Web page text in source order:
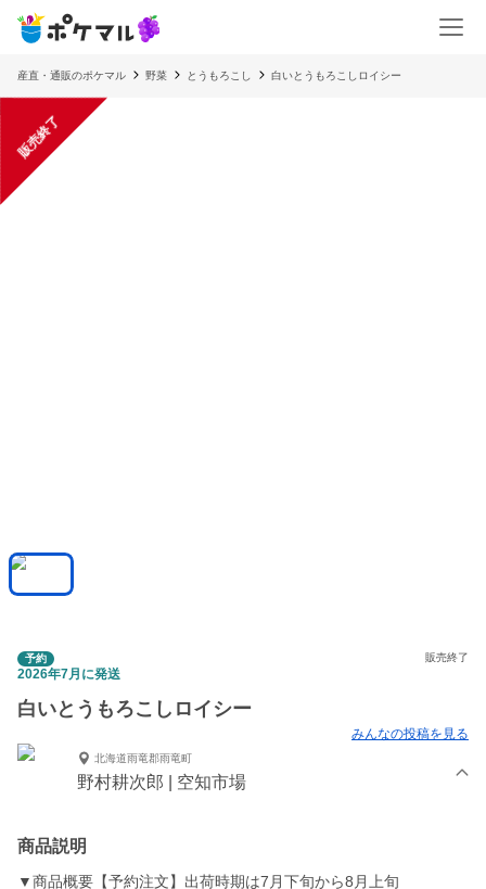
産直・通販のポケマル 野菜 とうもろこし 白いとうもろこしロイシー
販売終了
予約 販売終了
2026年7月に発送
白いとうもろこしロイシー
みんなの投稿を見る
北海道雨竜郡雨竜町
野村耕次郎 | 空知市場
商品説明
▼商品概要【予約注文】出荷時期は7月下旬から8月上旬